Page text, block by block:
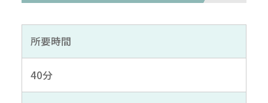
所要時間
40分